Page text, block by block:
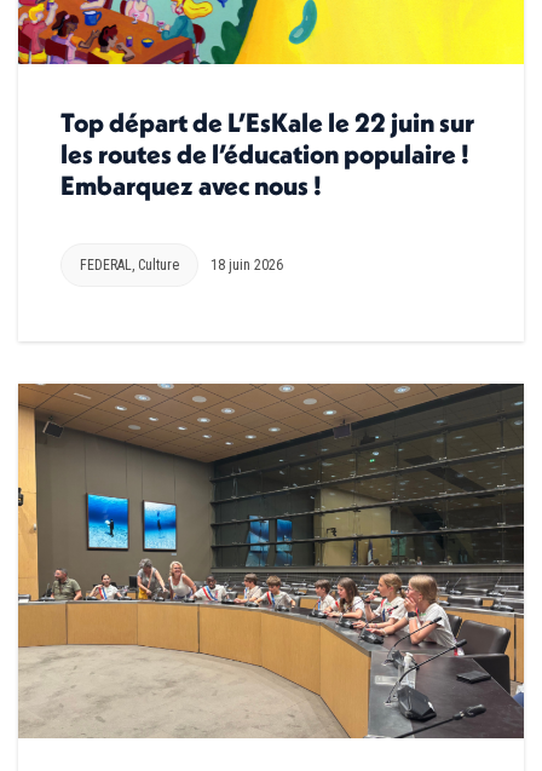
Top départ de L’EsKale le 22 juin sur
les routes de l’éducation populaire !
Embarquez avec nous !
FEDERAL, Culture 18 juin 2026